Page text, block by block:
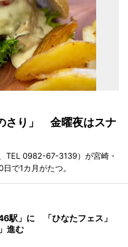
さり」 金曜夜はスナ
TEL 0982-67-3139）が宮崎・
で1カ月がたつ。
駅」に 「ひなたフェス」
進む